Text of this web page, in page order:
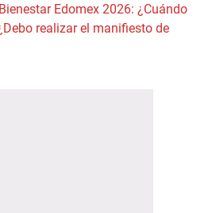
Edomex 2026: ¿Cuándo
realizar el manifiesto de